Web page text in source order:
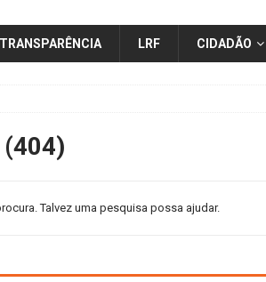
TRANSPARÊNCIA LRF CIDADÃO
Talvez uma pesquisa possa ajudar.